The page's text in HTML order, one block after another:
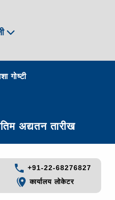
गोष्टी
अद्यतन तारीख
+91-22-68276827
कार्यालय लोकेटर